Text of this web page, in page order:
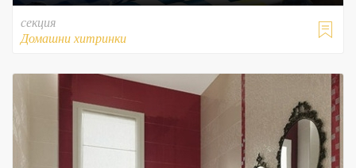

секция
Домашни хитринки